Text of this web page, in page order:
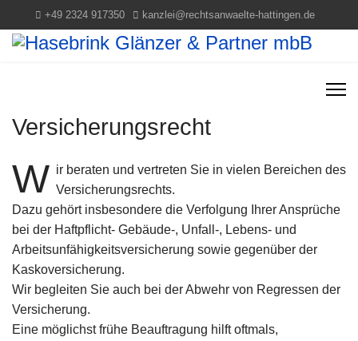
+49 2324 917350 kanzlei@rechtsanwaelte-hattingen.de
Versicherungsrecht
W ir beraten und vertreten Sie in vielen Bereichen des
Versicherungsrechts.
Dazu gehört insbesondere die Verfolgung Ihrer Ansprüche
bei der Haftpflicht- Gebäude-, Unfall-, Lebens- und
Arbeitsunfähigkeitsversicherung sowie gegenüber der
Kaskoversicherung.
Wir begleiten Sie auch bei der Abwehr von Regressen der
Versicherung.
Eine möglichst frühe Beauftragung hilft oftmals,